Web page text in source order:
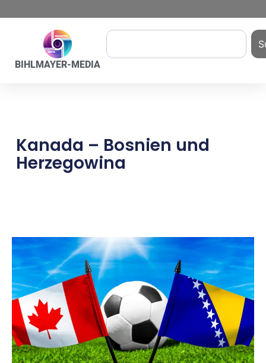
BIHLMAYER-MEDIA
Kanada – Bosnien und
Herzegowina